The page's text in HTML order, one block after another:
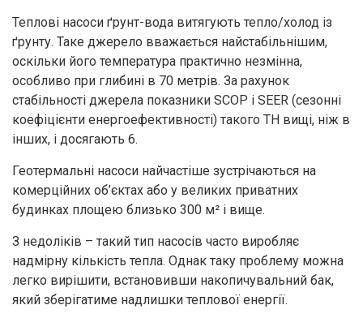
Теплові насоси ґрунт-вода витягують тепло/холод із
ґрунту. Таке джерело вважається найстабільнішим,
оскільки його температура практично незмінна,
особливо при глибині в 70 метрів. За рахунок
стабільності джерела показники SCOP і SEER (сезонні
коефіцієнти енергоефективності) такого ТН вищі, ніж в
інших, і досягають 6.
Геотермальні насоси найчастіше зустрічаються на
комерційних об’єктах або у великих приватних
будинках площею близько 300 м² і вище.
З недоліків – такий тип насосів часто виробляє
надмірну кількість тепла. Однак таку проблему можна
легко вирішити, встановивши накопичувальний бак,
який зберігатиме надлишки теплової енергії.
успішно
надіслані!